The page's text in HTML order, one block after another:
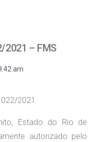
2021 – FMS
am
2021
Estado do Rio de
autorizado pelo